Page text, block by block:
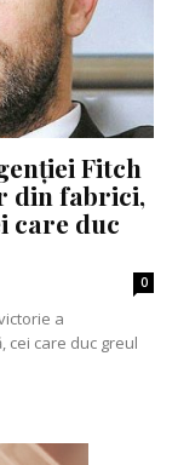
Fitch
din fabrici,
care duc
0
a
cei care duc greul